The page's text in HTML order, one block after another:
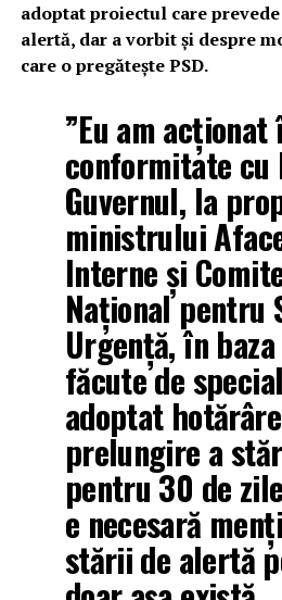
adoptat proiectul care
alertă, dar a vorbit și despre
care o pregătește PSD.
”Eu am acționat
conformitate cu
Guvernul, la
ministrului
Interne și
Național pentru
Urgență, în
făcute de
adoptat
prelungire a
pentru 30 de
e necesară
stării de alertă